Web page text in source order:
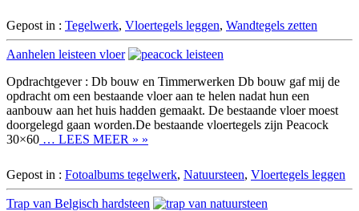
Gepost in : Tegelwerk, Vloertegels leggen, Wandtegels zetten
Aanhelen leisteen vloer
Opdrachtgever : Db bouw en Timmerwerken Db bouw gaf mij de
opdracht om een bestaande vloer aan te helen nadat hun een
aanbouw aan het huis hadden gemaakt. De bestaande vloer moest
doorgelegd gaan worden.De bestaande vloertegels zijn Peacock
30×60 … LEES MEER » »
Gepost in : Fotoalbums tegelwerk, Natuursteen, Vloertegels leggen
Trap van Belgisch hardsteen